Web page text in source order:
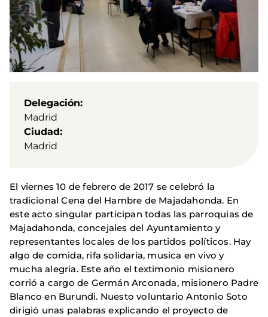
Delegación
Madrid
Ciudad
Madrid
El viernes 10 de febrero de 2017 se celebró la
tradicional Cena del Hambre de Majadahonda. En
este acto singular participan todas las parroquias de
Majadahonda, concejales del Ayuntamiento y
representantes locales de los partidos políticos. Hay
algo de comida, rifa solidaria, musica en vivo y
mucha alegria. Este año el textimonio misionero
corrió a cargo de Germán Arconada, misionero Padre
Blanco en Burundi. Nuesto voluntario Antonio Soto
dirigió unas palabras explicando el proyecto de